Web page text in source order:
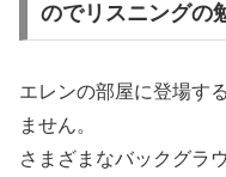
のでリスニングの
エレンの部屋に登場す
ません。
さまざまなバックグラ